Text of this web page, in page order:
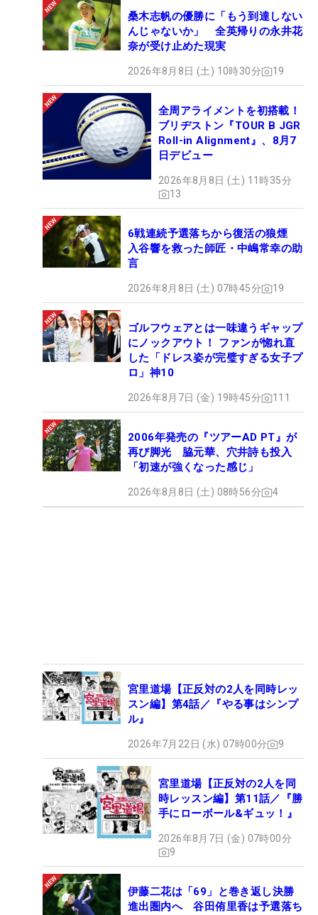
桑木志帆の優勝に「もう到達しない
んじゃないか」 全英帰りの永井花
奈が受け止めた現実
2026年8月8日 (土) 10時30分 19
全周アライメントを初搭載！
ブリヂストン『TOUR B JGR
Roll-in Alignment』、8月7
日デビュー
2026年8月8日 (土) 11時35分
13
6戦連続予選落ちから復活の狼煙
入谷響を救った師匠・中嶋常幸の助
言
2026年8月8日 (土) 07時45分 19
ゴルフウェアとは一味違うギャップ
にノックアウト！ ファンが惚れ直
した「ドレス姿が完璧すぎる女子プ
ロ」神10
2026年8月7日 (金) 19時45分 111
2006年発売の『ツアーAD PT』が
再び脚光 脇元華、穴井詩も投入
「初速が強くなった感じ」
2026年8月8日 (土) 08時56分 4
宮里道場【正反対の2人を同時レッ
スン編】第4話／『やる事はシンプ
ル』
2026年7月22日 (水) 07時00分 9
宮里道場【正反対の2人を同
時レッスン編】第11話／『勝
手にローボール&ギュッ！』
2026年8月7日 (金) 07時00分
9
伊藤二花は「69」と巻き返し決勝
進出圏内へ 谷田侑里香は予選落ち